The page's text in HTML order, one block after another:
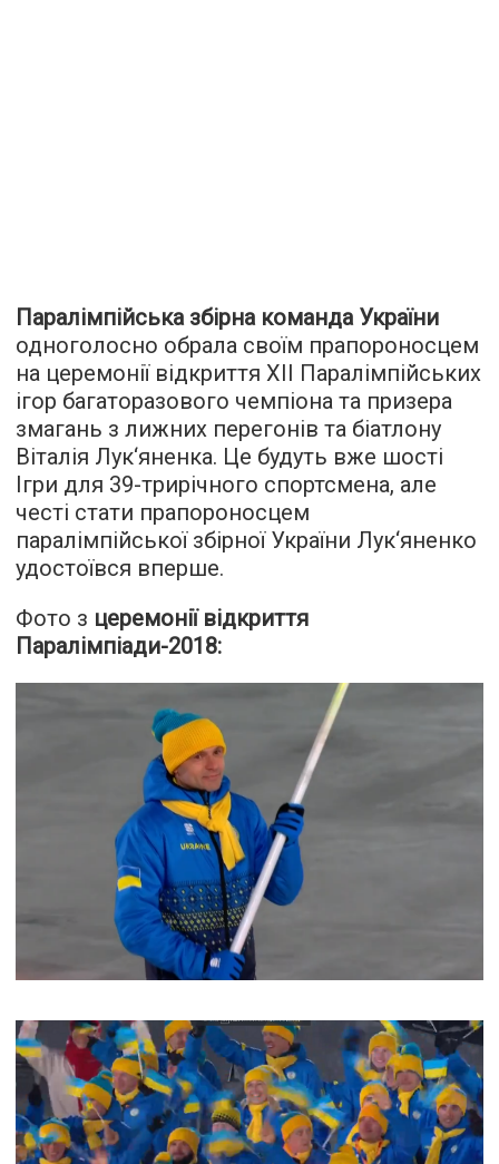
Паралімпійська збірна команда України
одноголосно обрала своїм прапороносцем
на церемонії відкриття XII Паралімпійських
ігор багаторазового чемпіона та призера
змагань з лижних перегонів та біатлону
Віталія Лук‘яненка. Це будуть вже шості
Ігри для 39-трирічного спортсмена, але
честі стати прапороносцем
паралімпійської збірної України Лук‘яненко
удостоївся вперше.
Фото з церемонії відкриття
Паралімпіади-2018: